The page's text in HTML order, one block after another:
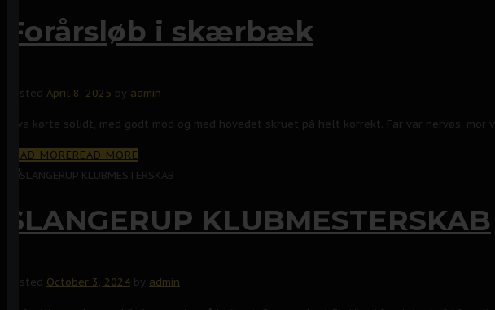
Forårsløb i skærbæk
Posted April 8, 2025 by admin
Alva kørte solidt, med godt mod og med hovedet skruet på helt korrekt. Far var nervøs,
READ MOREREAD MORE
SLANGERUP KLUBMESTERSKAB
Posted October 3, 2024 by admin